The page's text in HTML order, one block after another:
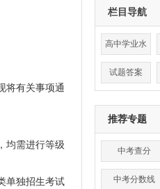
有关事项通
均需进行等级
单独招生考试
栏目导航
高中学业水
平
试题答案
推荐专题
中考查分
中考分数线